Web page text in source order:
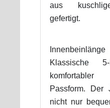
aus
gefertigt.
Klassische
Passform. Der
nicht nur